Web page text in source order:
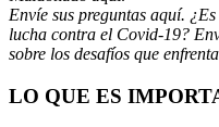
Envíe sus preguntas aquí.
lucha contra el Covid-19?
sobre los desafíos que
LO QUE ES